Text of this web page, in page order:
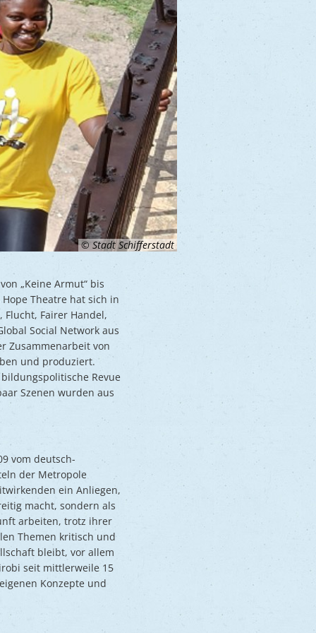
© Stadt Schifferstadt
„Keine Armut“ bis
Theatre hat sich in
Fairer Handel,
Social Network aus
Zusammenarbeit von
und produziert.
Revue
Szenen wurden aus
vom deutsch-
der Metropole
ein Anliegen,
macht, sondern als
arbeiten, trotz ihrer
Themen kritisch und
bleibt, vor allem
seit mittlerweile 15
Konzepte und